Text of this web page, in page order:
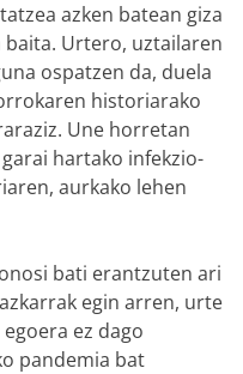
azken batean giza
Urtero, uztailaren
ospatzen da, duela
historiarako
Une horretan
hartako infekzio-
aurkako lehen
bati erantzuten ari
egin arren, urte
ez dago
pandemia bat